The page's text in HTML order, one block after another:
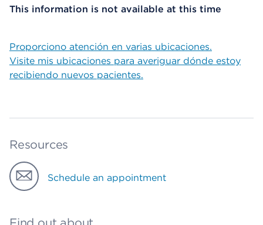
This information is not available at this time
Proporciono atención en varias ubicaciones.
Visite mis ubicaciones para averiguar dónde estoy
recibiendo nuevos pacientes.
Resources
Schedule an appointment